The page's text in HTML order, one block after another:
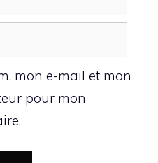
mon e-mail et mon
pour mon